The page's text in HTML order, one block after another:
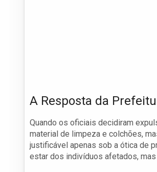
A Resposta da
Quando os oficiais decidiram
material de limpeza e colchões,
justificável apenas sob a ótica de
estar dos indivíduos afetados,